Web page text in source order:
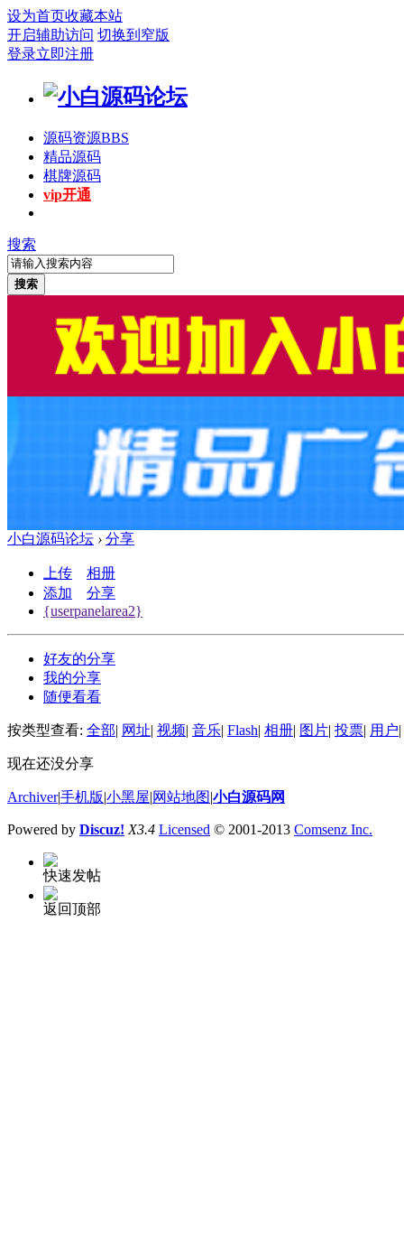
设为首页收藏本站
开启辅助访问 切换到窄版
登录立即注册
源码资源BBS
精品源码
棋牌源码
vip开通
搜索
搜索
小白源码论坛 › 分享
上传
相册
添加
分享
{userpanelarea2}
好友的分享
我的分享
随便看看
按类型查看: 全部 网址 视频 音乐 Flash 相册 图片 投票 用户
现在还没分享
Archiver|手机版 小黑屋 网站地图 小白源码网
Powered by Discuz! X3.4 Licensed © 2001-2013 Comsenz Inc.
快速发帖
返回顶部